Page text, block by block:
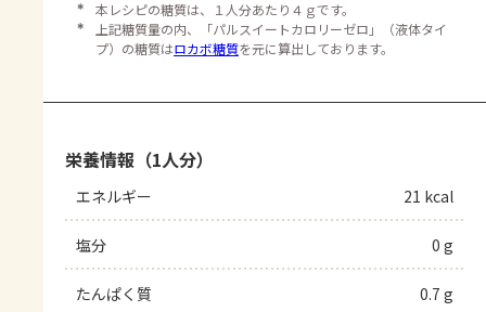
＊
本レシピの糖質は、１人分あたり４ｇです。
＊
上記糖質量の内、「パルスイートカロリーゼロ」（液体タイ
プ）の糖質はロカボ糖質を元に算出しております。
栄養情報（1人分）
エネルギー 21 kcal
塩分 0 g
たんぱく質 0.7 g